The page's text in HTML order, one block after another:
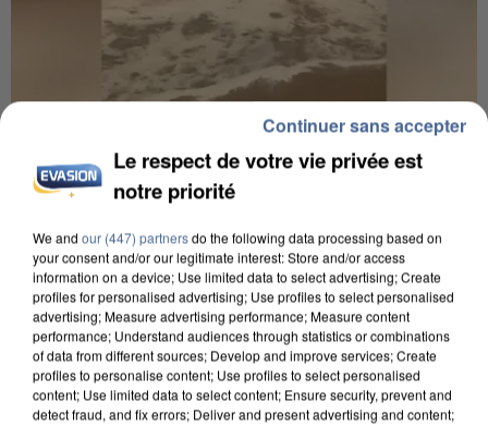
6 août 2026
Une touriste de l’Oise emportée par une coulée de
Son corps a été retrouvé à cinq kilomètres de là.
Le respect de votre vie privée est
notre priorité
We and our (447) partnersdo the following data processing based on
your consent and/or our legitimate interest: Store and/or access
information on a device; Use limited data to select advertising; Create
profiles for personalised advertising; Use profiles to select personalised
advertising; Measure advertising performance; Measure content
performance; Understand audiences through statistics or combinations
of data from different sources; Develop and improve services; Create
profiles to personalise content; Use profiles to select personalised
content; Use limited data to select content; Ensure security, prevent and
detect fraud, and fix errors; Deliver and present advertising and content;
Continuer sans accepter